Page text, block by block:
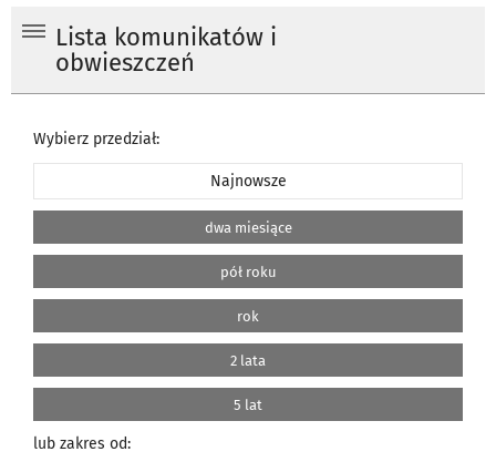
Lista komunikatów i
obwieszczeń
Wybierz przedział:
Najnowsze
dwa miesiące
pół roku
rok
2 lata
5 lat
lub zakres od: